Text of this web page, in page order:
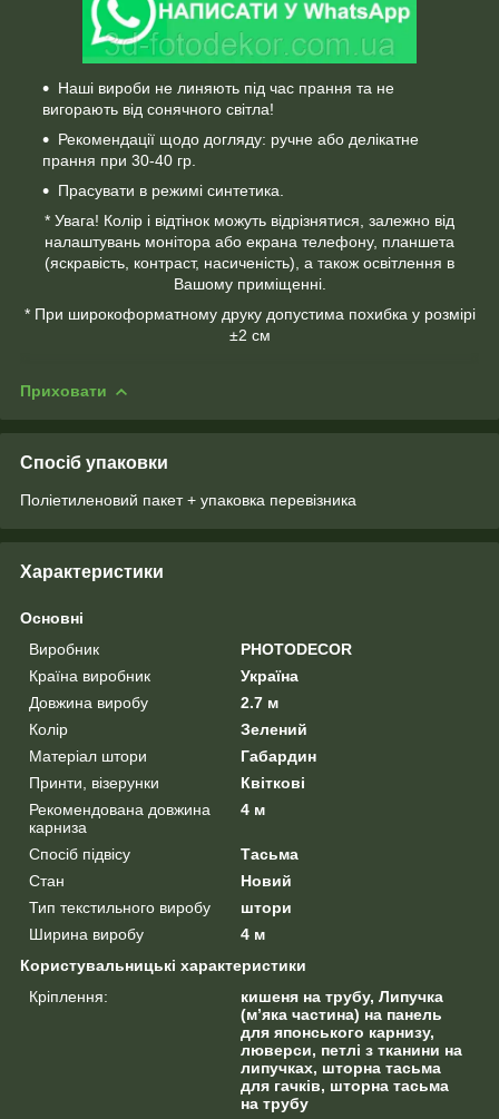
Наші вироби не линяють під час прання та не
вигорають від сонячного світла!
Рекомендації щодо догляду: ручне або делікатне
прання при 30-40 гр.
Прасувати в режимі синтетика.
* Увага! Колір і відтінок можуть відрізнятися, залежно від
налаштувань монітора або екрана телефону, планшета
(яскравість, контраст, насиченість), а також освітлення в
Вашому приміщенні.
* При широкоформатному друку допустима похибка у розмірі
±2 см
Приховати
Спосіб упаковки
Поліетиленовий пакет + упаковка перевізника
Характеристики
Основні
Виробник
PHOTODECOR
Країна виробник
Україна
Довжина виробу
2.7 м
Колір
Зелений
Матеріал штори
Габардин
Принти, візерунки
Квіткові
Рекомендована довжина
карниза
4 м
Спосіб підвісу
Тасьма
Стан
Новий
Тип текстильного виробу
штори
Ширина виробу
4 м
Користувальницькі характеристики
Кріплення:
кишеня на трубу, Липучка
(м’яка частина) на панель
для японського карнизу,
люверси, петлі з тканини на
липучках, шторна тасьма
для гачків, шторна тасьма
на трубу